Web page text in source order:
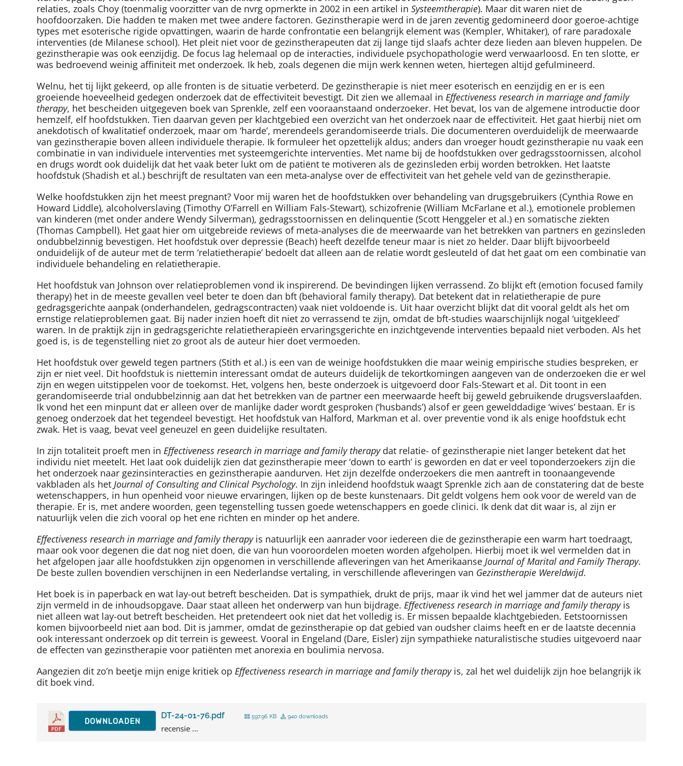
relaties, zoals Choy (toenmalig voorzitter van de nvrg opmerkte in 2002 in een artikel in Systeemtherapie). Maar dit waren niet de
hoofdoorzaken. Die hadden te maken met twee andere factoren. Gezinstherapie werd in de jaren zeventig gedomineerd door goeroe-achtige
types met esoterische rigide opvattingen, waarin de harde confrontatie een belangrijk element was (Kempler, Whitaker), of rare paradoxale
interventies (de Milanese school). Het pleit niet voor de gezinstherapeuten dat zij lange tijd slaafs achter deze lieden aan bleven huppelen. De
gezinstherapie was ook eenzijdig. De focus lag helemaal op de interacties, individuele psychopathologie werd verwaarloosd. En ten slotte, er
was bedroevend weinig affiniteit met onderzoek. Ik heb, zoals degenen die mijn werk kennen weten, hiertegen altijd gefulmineerd.
Welnu, het tij lijkt gekeerd, op alle fronten is de situatie verbeterd. De gezinstherapie is niet meer esoterisch en eenzijdig en er is een
groeiende hoeveelheid gedegen onderzoek dat de effectiviteit bevestigt. Dit zien we allemaal in Effectiveness research in marriage and family
therapy, het bescheiden uitgegeven boek van Sprenkle, zelf een vooraanstaand onderzoeker. Het bevat, los van de algemene introductie door
hemzelf, elf hoofdstukken. Tien daarvan geven per klachtgebied een overzicht van het onderzoek naar de effectiviteit. Het gaat hierbij niet om
anekdotisch of kwalitatief onderzoek, maar om ‘harde’, merendeels gerandomiseerde trials. Die documenteren overduidelijk de meerwaarde
van gezinstherapie boven alleen individuele therapie. Ik formuleer het opzettelijk aldus; anders dan vroeger houdt gezinstherapie nu vaak een
combinatie in van individuele interventies met systeemgerichte interventies. Met name bij de hoofdstukken over gedragsstoornissen, alcohol
en drugs wordt ook duidelijk dat het vaak beter lukt om de patiënt te motiveren als de gezinsleden erbij worden betrokken. Het laatste
hoofdstuk (Shadish et al.) beschrijft de resultaten van een meta-analyse over de effectiviteit van het gehele veld van de gezinstherapie.
Welke hoofdstukken zijn het meest pregnant? Voor mij waren het de hoofdstukken over behandeling van drugsgebruikers (Cynthia Rowe en
Howard Liddle), alcoholverslaving (Timothy O’Farrell en William Fals-Stewart), schizofrenie (William McFarlane et al.), emotionele problemen
van kinderen (met onder andere Wendy Silverman), gedragsstoornissen en delinquentie (Scott Henggeler et al.) en somatische ziekten
(Thomas Campbell). Het gaat hier om uitgebreide reviews of meta-analyses die de meerwaarde van het betrekken van partners en gezinsleden
ondubbelzinnig bevestigen. Het hoofdstuk over depressie (Beach) heeft dezelfde teneur maar is niet zo helder. Daar blijft bijvoorbeeld
onduidelijk of de auteur met de term ‘relatietherapie’ bedoelt dat alleen aan de relatie wordt gesleuteld of dat het gaat om een combinatie van
individuele behandeling en relatietherapie.
Het hoofdstuk van Johnson over relatieproblemen vond ik inspirerend. De bevindingen lijken verrassend. Zo blijkt eft (emotion focused family
therapy) het in de meeste gevallen veel beter te doen dan bft (behavioral family therapy). Dat betekent dat in relatietherapie de pure
gedragsgerichte aanpak (onderhandelen, gedragscontracten) vaak niet voldoende is. Uit haar overzicht blijkt dat dit vooral geldt als het om
ernstige relatieproblemen gaat. Bij nader inzien hoeft dit niet zo verrassend te zijn, omdat de bft-studies waarschijnlijk nogal ‘uitgekleed’
waren. In de praktijk zijn in gedragsgerichte relatietherapieën ervaringsgerichte en inzichtgevende interventies bepaald niet verboden. Als het
goed is, is de tegenstelling niet zo groot als de auteur hier doet vermoeden.
Het hoofdstuk over geweld tegen partners (Stith et al.) is een van de weinige hoofdstukken die maar weinig empirische studies bespreken, er
zijn er niet veel. Dit hoofdstuk is niettemin interessant omdat de auteurs duidelijk de tekortkomingen aangeven van de onderzoeken die er wel
zijn en wegen uitstippelen voor de toekomst. Het, volgens hen, beste onderzoek is uitgevoerd door Fals-Stewart et al. Dit toont in een
gerandomiseerde trial ondubbelzinnig aan dat het betrekken van de partner een meerwaarde heeft bij geweld gebruikende drugsverslaafden.
Ik vond het een minpunt dat er alleen over de manlijke dader wordt gesproken (‘husbands’) alsof er geen gewelddadige ‘wives’ bestaan. Er is
genoeg onderzoek dat het tegendeel bevestigt. Het hoofdstuk van Halford, Markman et al. over preventie vond ik als enige hoofdstuk echt
zwak. Het is vaag, bevat veel geneuzel en geen duidelijke resultaten.
In zijn totaliteit proeft men in Effectiveness research in marriage and family therapydat relatie- of gezinstherapie niet langer betekent dat het
individu niet meetelt. Het laat ook duidelijk zien dat gezinstherapie meer ‘down to earth’ is geworden en dat er veel toponderzoekers zijn die
het onderzoek naar gezinsinteracties en gezinstherapie aandurven. Het zijn dezelfde onderzoekers die men aantreft in toonaangevende
vakbladen als het Journal of Consulting and Clinical Psychology. In zijn inleidend hoofdstuk waagt Sprenkle zich aan de constatering dat de beste
wetenschappers, in hun openheid voor nieuwe ervaringen, lijken op de beste kunstenaars. Dit geldt volgens hem ook voor de wereld van de
therapie. Er is, met andere woorden, geen tegenstelling tussen goede wetenschappers en goede clinici. Ik denk dat dit waar is, al zijn er
natuurlijk velen die zich vooral op het ene richten en minder op het andere.
Effectiveness research in marriage and family therapyis natuurlijk een aanrader voor iedereen die de gezinstherapie een warm hart toedraagt,
maar ook voor degenen die dat nog niet doen, die van hun vooroordelen moeten worden afgeholpen. Hierbij moet ik wel vermelden dat in
het afgelopen jaar alle hoofdstukken zijn opgenomen in verschillende afleveringen van het Amerikaanse Journal of Marital and Family Therapy.
De beste zullen bovendien verschijnen in een Nederlandse vertaling, in verschillende afleveringen van Gezinstherapie Wereldwijd.
Het boek is in paperback en wat lay-out betreft bescheiden. Dat is sympathiek, drukt de prijs, maar ik vind het wel jammer dat de auteurs niet
zijn vermeld in de inhoudsopgave. Daar staat alleen het onderwerp van hun bijdrage. Effectiveness research in marriage and family therapy is
niet alleen wat lay-out betreft bescheiden. Het pretendeert ook niet dat het volledig is. Er missen bepaalde klachtgebieden. Eetstoornissen
komen bijvoorbeeld niet aan bod. Dit is jammer, omdat de gezinstherapie op dat gebied van oudsher claims heeft en er de laatste decennia
ook interessant onderzoek op dit terrein is geweest. Vooral in Engeland (Dare, Eisler) zijn sympathieke naturalistische studies uitgevoerd naar
de effecten van gezinstherapie voor patiënten met anorexia en boulimia nervosa.
Aangezien dit zo’n beetje mijn enige kritiek op Effectiveness research in marriage and family therapyis, zal het wel duidelijk zijn hoe belangrijk ik
dit boek vind.
DOWNLOADEN
DT-24-01-76.pdf 597.96 KB 940 downloads
recensie ...